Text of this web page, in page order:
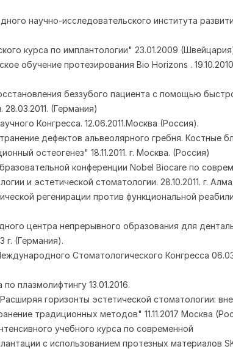
научно-исследовательского института
курса по имплантологии" 23.01.2009
обучение протезирования Bio Horizons .
беззубого пациента с помощью
(Германия)
Конгресса. 12.06.2011.Москва (Россия).
дефектов альвеолярного гребня. Костные
остеогенез" 18.11.2011. г. Москва. (Россия)
конференции Nobel Biocare по
и эстетической стоматологии. 28.10.2011. г.
регенирации против функциональной
центра непрерывного образования для
г. (Германия).
Стоматологического Конгресса
плазмолифтингу 13.01.2016.
горизонты эстетической стоматологии:
традиционных методов" 11.11.2017 Москва
учебного курса по современной
с использованием протезных материалов